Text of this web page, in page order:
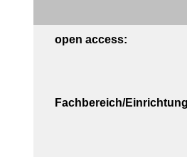
open access:
Fachbereich/